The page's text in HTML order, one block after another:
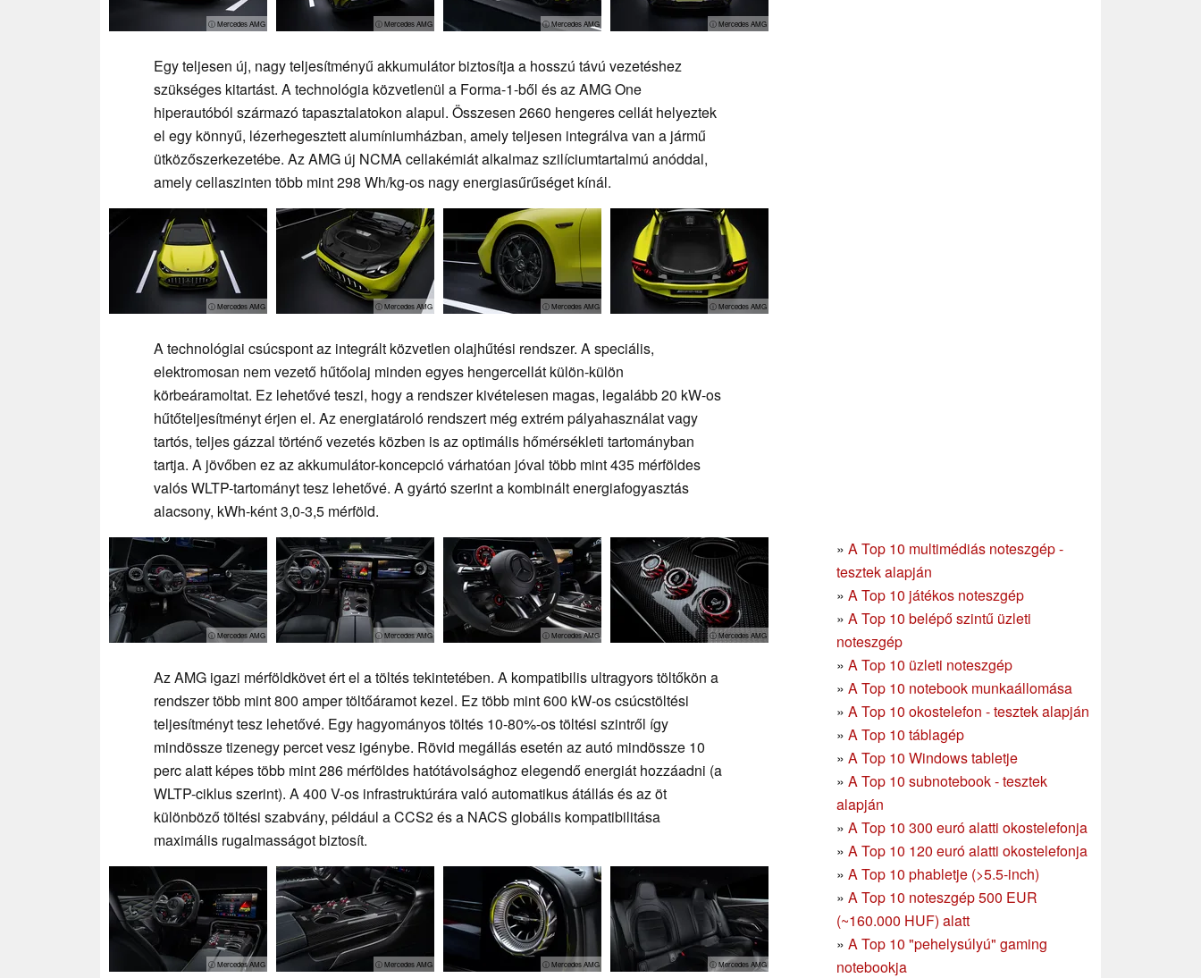
ⓘ Mercedes AMG ⓘ Mercedes AMG ⓘ Mercedes AMG ⓘ Mercedes AMG
Egy teljesen új, nagy teljesítményű akkumulátor biztosítja a hosszú távú vezetéshez
szükséges kitartást. A technológia közvetlenül a Forma-1-ből és az AMG One
hiperautóból származó tapasztalatokon alapul. Összesen 2660 hengeres cellát helyeztek
el egy könnyű, lézerhegesztett alumíniumházban, amely teljesen integrálva van a jármű
ütközőszerkezetébe. Az AMG új NCMA cellakémiát alkalmaz szilíciumtartalmú anóddal,
amely cellaszinten több mint 298 Wh/kg-os nagy energiasűrűséget kínál.
ⓘ Mercedes AMG ⓘ Mercedes AMG ⓘ Mercedes AMG ⓘ Mercedes AMG
A technológiai csúcspont az integrált közvetlen olajhűtési rendszer. A speciális,
elektromosan nem vezető hűtőolaj minden egyes hengercellát külön-külön
körbeáramoltat. Ez lehetővé teszi, hogy a rendszer kivételesen magas, legalább 20 kW-os
hűtőteljesítményt érjen el. Az energiatároló rendszert még extrém pályahasználat vagy
tartós, teljes gázzal történő vezetés közben is az optimális hőmérsékleti tartományban
tartja. A jövőben ez az akkumulátor-koncepció várhatóan jóval több mint 435 mérföldes
valós WLTP-tartományt tesz lehetővé. A gyártó szerint a kombinált energiafogyasztás
alacsony, kWh-ként 3,0-3,5 mérföld.
» A Top 10 multimédiás noteszgép -
tesztek alapján
» A Top 10 játékos noteszgép
» A Top 10 belépő szintű üzleti
noteszgép
» A Top 10 üzleti noteszgép
» A Top 10 notebook munkaállomása
» A Top 10 okostelefon - tesztek alapján
» A Top 10 táblagép
» A Top 10 Windows tabletje
» A Top 10 subnotebook - tesztek
alapján
» A Top 10 300 euró alatti okostelefonja
» A Top 10 120 euró alatti okostelefonja
» A Top 10 phabletje (>5.5-inch)
» A Top 10 noteszgép 500 EUR
(~160.000 HUF) alatt
» A Top 10 "pehelysúlyú" gaming
notebookja
ⓘ Mercedes AMG ⓘ Mercedes AMG ⓘ Mercedes AMG ⓘ Mercedes AMG
Az AMG igazi mérföldkövet ért el a töltés tekintetében. A kompatibilis ultragyors töltőkön a
rendszer több mint 800 amper töltőáramot kezel. Ez több mint 600 kW-os csúcstöltési
teljesítményt tesz lehetővé. Egy hagyományos töltés 10-80%-os töltési szintről így
mindössze tizenegy percet vesz igénybe. Rövid megállás esetén az autó mindössze 10
perc alatt képes több mint 286 mérföldes hatótávolsághoz elegendő energiát hozzáadni (a
WLTP-ciklus szerint). A 400 V-os infrastruktúrára való automatikus átállás és az öt
különböző töltési szabvány, például a CCS2 és a NACS globális kompatibilitása
maximális rugalmasságot biztosít.
ⓘ Mercedes AMG ⓘ Mercedes AMG ⓘ Mercedes AMG ⓘ Mercedes AMG